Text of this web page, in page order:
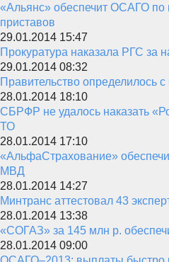
«Альянс» обеспечит ОСАГО
приставов
29.01.2014 15:47
Прокуратура наказала РГС за
29.01.2014 08:32
Правительство определилось
28.01.2014 18:10
СБРФР не удалось наказать
ТО
28.01.2014 17:10
«АльфаСтрахование»
МВД
28.01.2014 14:27
Минтранс аттестовал 43
28.01.2014 13:38
«СОГАЗ» за 145 млн р.
28.01.2014 09:00